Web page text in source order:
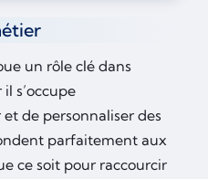
un rôle clé dans
s’occupe
de personnaliser des
parfaitement aux
ce soit pour raccourcir